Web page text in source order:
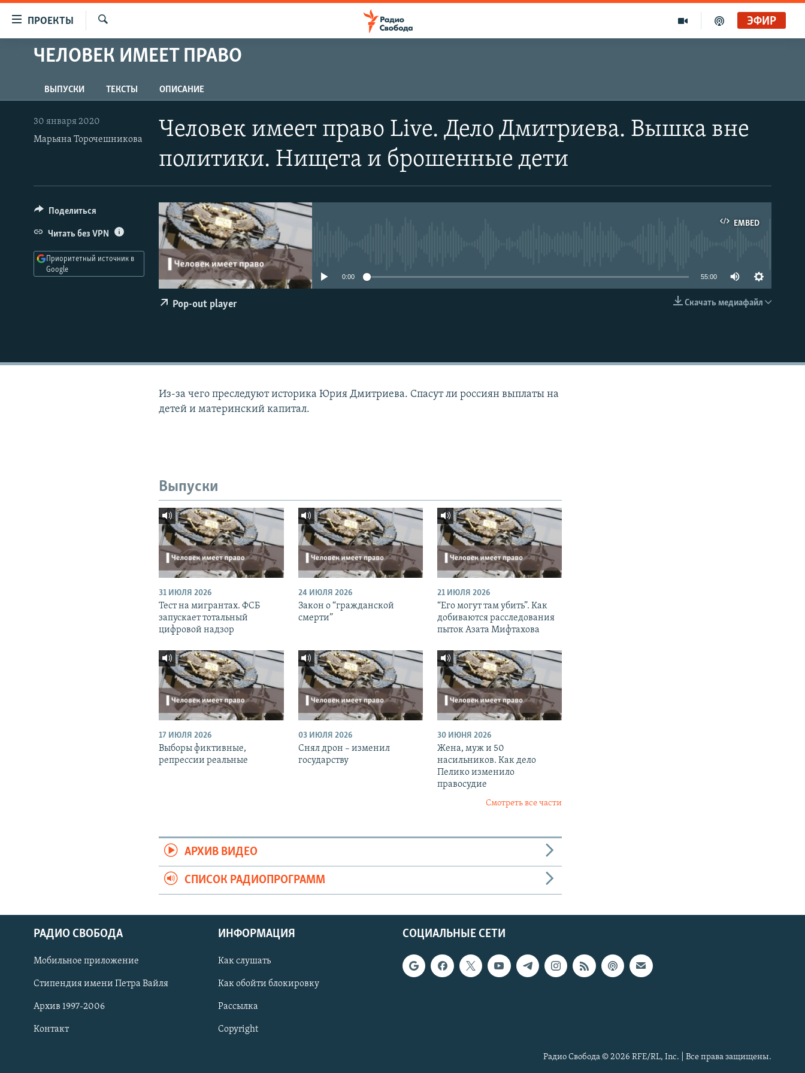
упрощенного
Вернуться
к
основному
содержанию
Вернутся
ПРОЕКТЫ
ПРОГРАММЫ
АВТОРСКИЕ ПРОЕКТЫ
ЦИТАТЫ СВОБОДЫ
МНЕНИЯ
IDEL.РЕАЛИИ
КАВКАЗ.РЕАЛИИ
СЕВЕР.РЕАЛИИ
СИБИРЬ.РЕАЛИИ
РАСПИСАНИЕ ВЕЩАНИЯ
СОЦИАЛЬНЫЕ СЕТИ
ЭФИР
ЧЕЛОВЕК ИМЕЕТ ПРАВО
ВЫПУСКИ ТЕКСТЫ ОПИСАНИЕ
Человек имеет право Live. Дело Дмитриева. Вышка вне
политики. Нищета и брошенные дети
30 января 2020
Марьяна Торочешникова
EMBED
EMBED
0:00 55:00
Скачать медиафайл
Pop-out player
Поделиться
Читать без VPN
Приоритетный источник в
Google
Из-за чего преследуют историка Юрия Дмитриева. Спасут ли россиян выплаты на
детей и материнский капитал.
Выпуски
31 ИЮЛЯ 2026
Тест на мигрантах. ФСБ
запускает тотальный
цифровой надзор
24 ИЮЛЯ 2026
Закон о “гражданской
смерти”
21 ИЮЛЯ 2026
“Его могут там убить”. Как
добиваются расследования
пыток Азата Мифтахова
17 ИЮЛЯ 2026
Выборы фиктивные,
репрессии реальные
03 ИЮЛЯ 2026
Снял дрон – изменил
государству
30 ИЮНЯ 2026
Жена, муж и 50
насильников. Как дело
Пелико изменило
правосудие
Смотреть все части
АРХИВ ВИДЕО
СПИСОК РАДИОПРОГРАММ
СОЦИАЛЬНЫЕ СЕТИ
РАДИО СВОБОДА
Мобильное приложение
Стипендия имени Петра Вайля
Архив 1997-2006
Контакт
ИНФОРМАЦИЯ
Как слушать
Как обойти блокировку
Рассылка
Copyright
Радио Свобода © 2026 RFE/RL, Inc. | Все права защищены.